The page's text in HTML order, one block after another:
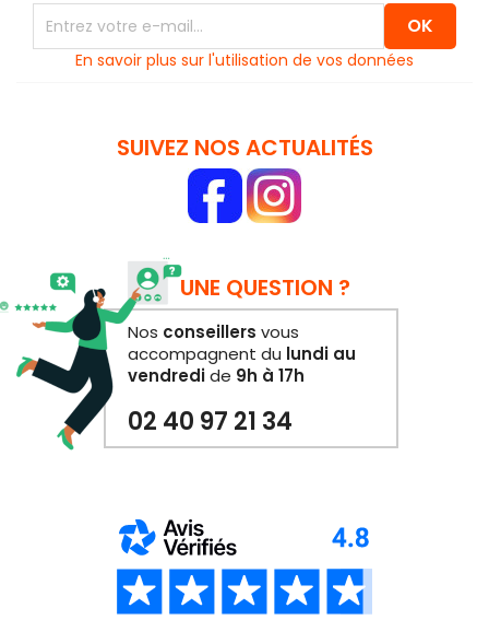
En savoir plus sur l'utilisation de vos données
SUIVEZ NOS ACTUALITÉS
UNE QUESTION ?
Nos conseillers vous
accompagnent du lundi au
vendredide 9h à 17h
02 40 97 21 34